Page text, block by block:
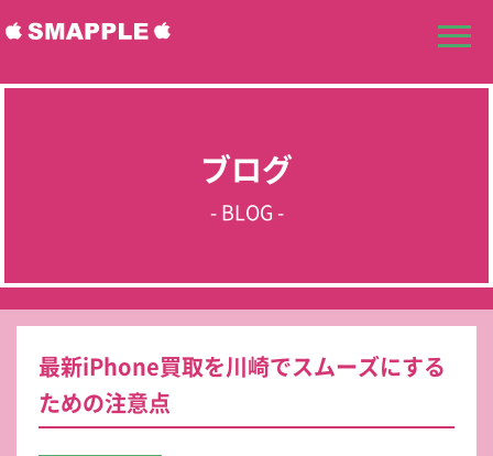
ブログ
- BLOG -
最新iPhone買取を川崎でスムーズにする
ための注意点